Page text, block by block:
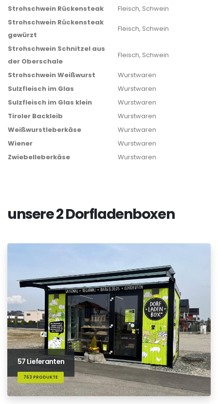
Strohschwein Rückensteak
Fleisch, Schwein
Strohschwein Rückensteak
gewürzt
Fleisch, Schwein
Strohschwein Schnitzel aus
der Oberschale
Fleisch, Schwein
Strohschwein Weißwurst
Wurstwaren
Sulzfleisch im Glas
Wurstwaren
Sulzfleisch im Glas klein
Wurstwaren
Tiroler Backleib
Wurstwaren
Weißwurstleberkäse
Wurstwaren
Wiener
Wurstwaren
Zwiebelleberkäse
Wurstwaren
unsere 2 Dorfladenboxen
57 Lieferanten
763 PRODUKTE